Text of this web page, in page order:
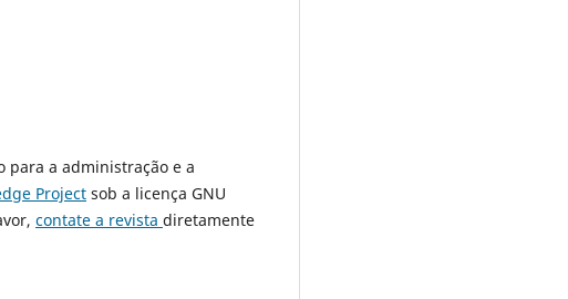
para a administração e a
Project sob a licença GNU
contate a revista diretamente